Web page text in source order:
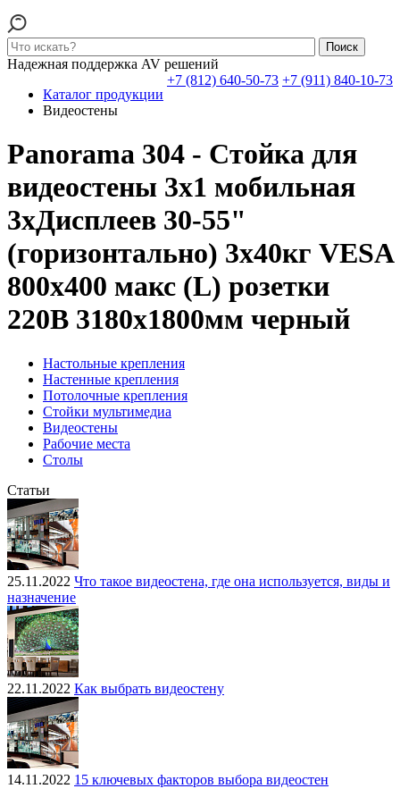
Поиск
Надежная поддержка AV решений
+7 (812) 640-50-73 +7 (911) 840-10-73
Каталог продукции
Видеостены
Panorama 304 - Стойка для
видеостены 3x1 мобильная
3xДисплеев 30-55"
(горизонтально) 3x40кг VESA
800x400 макс (L) розетки
220В 3180x1800мм черный
Настольные крепления
Настенные крепления
Потолочные крепления
Стойки мультимедиа
Видеостены
Рабочие места
Столы
Статьи
25.11.2022 Что такое видеостена, где она используется, виды и
назначение
22.11.2022 Как выбрать видеостену
14.11.2022 15 ключевых факторов выбора видеостен